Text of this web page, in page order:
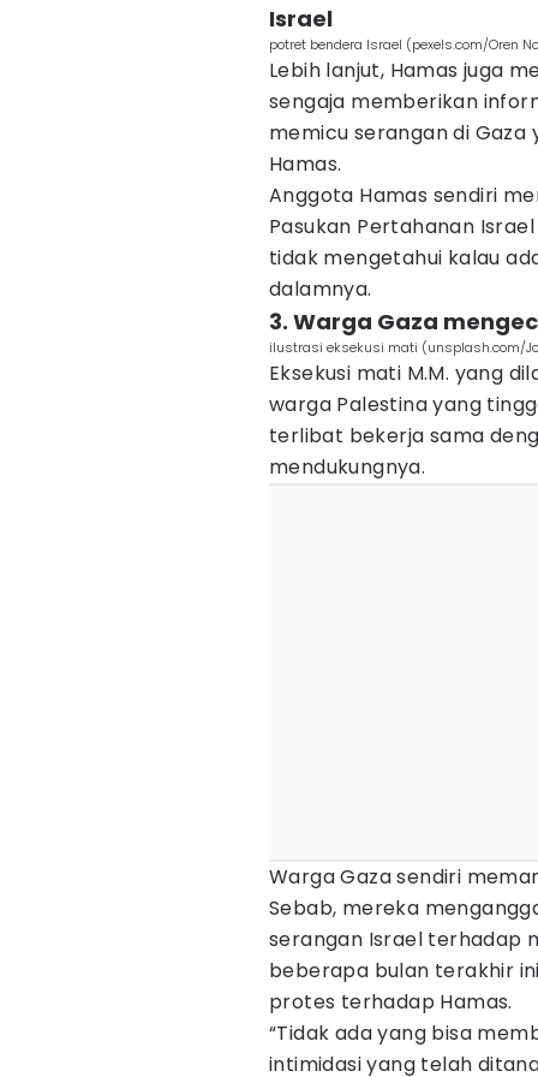
Israel
potret bendera Israel (pexels.com/Oren
Lebih lanjut, Hamas juga
sengaja memberikan
memicu serangan di
Hamas.
Anggota Hamas sendiri
Pasukan Pertahanan
tidak mengetahui kalau
dalamnya.
3. Warga Gaza
ilustrasi eksekusi mati (unsplash.com/
Eksekusi mati M.M. yang
warga Palestina yang
terlibat bekerja sama
mendukungnya.
Warga Gaza sendiri
Sebab, mereka
serangan Israel terhadap
beberapa bulan terakhir
protes terhadap Hamas.
“Tidak ada yang bisa
intimidasi yang telah